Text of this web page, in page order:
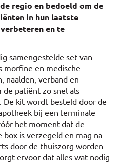
regio en bedoeld om de
in hun laatste
en te
samengestelde set van
morfine en medische
naalden, verband en
patiënt zo snel als
De kit wordt besteld door de
bij een terminale
het moment dat de
box is verzegeld en mag na
door de thuiszorg worden
ervoor dat alles wat nodig